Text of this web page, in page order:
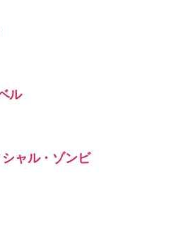
ル
ャル・ゾンビ